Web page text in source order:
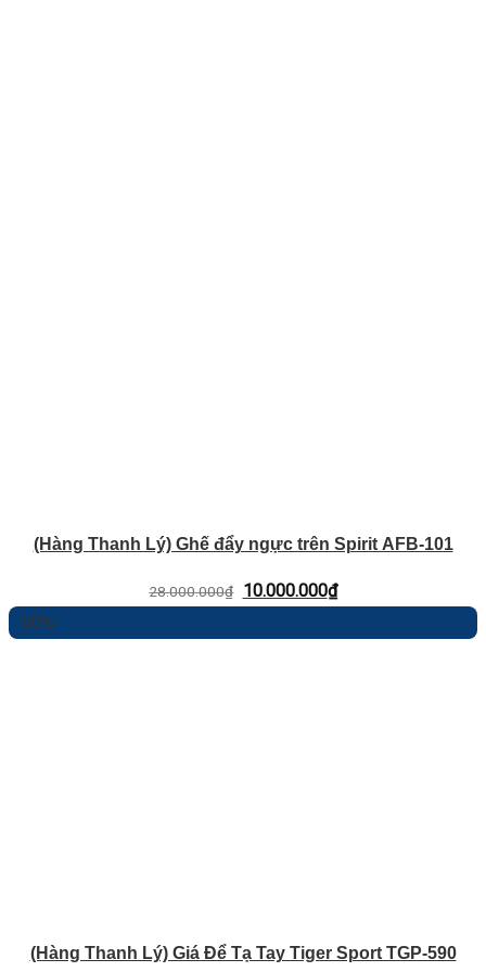
(Hàng Thanh Lý) Ghế đẩy ngực trên Spirit AFB-101
28.000.000₫ Giá
gốc
28.000.000₫.
10.000.000₫Giá
hiện
là:
-50%
(Hàng Thanh Lý) Giá Để Tạ Tay Tiger Sport TGP-590